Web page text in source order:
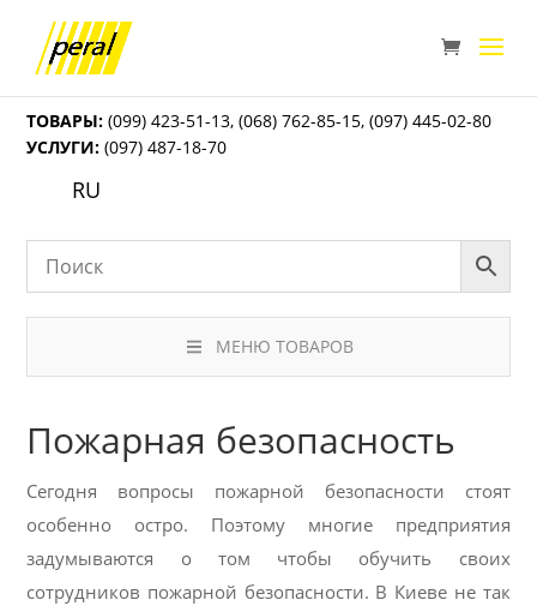
ТОВАРЫ: (099) 423-51-13,(068) 762-85-15,(097) 445-02-80
УСЛУГИ: (097) 487-18-70
RU
МЕНЮ ТОВАРОВ
Пожарная безопасность
Сегодня вопросы пожарной безопасности стоят
особенно остро. Поэтому многие предприятия
задумываются о том чтобы обучить своих
сотрудников пожарной безопасности. В Киеве не так